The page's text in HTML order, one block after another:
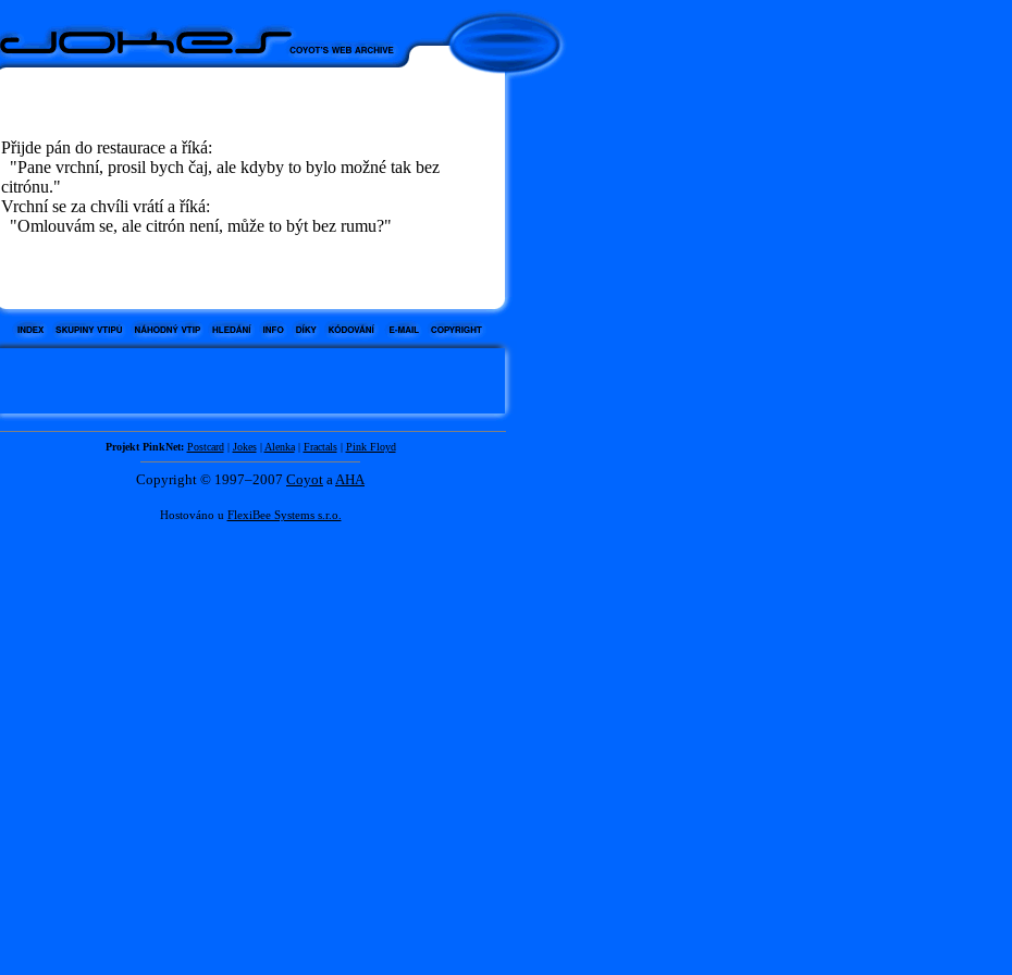
Přijde pán do restaurace a říká:
"Pane vrchní, prosil bych čaj, ale kdyby to bylo možné tak bez
citrónu."
Vrchní se za chvíli vrátí a říká:
"Omlouvám se, ale citrón není, může to být bez rumu?"
Projekt PinkNet: Postcard| Jokes| Alenka| Fractals| Pink Floyd
Copyright © 1997–2007 Coyot aAHA
Hostováno u FlexiBee Systems s.r.o.